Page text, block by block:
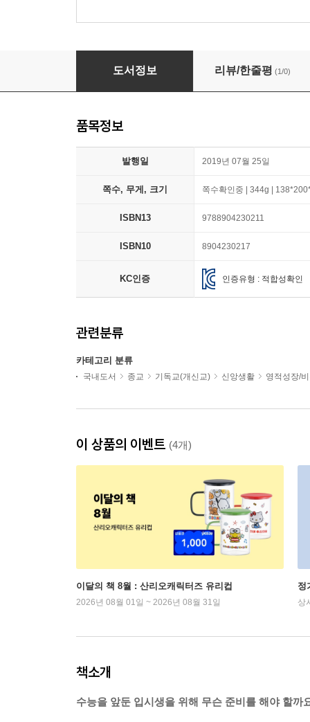
수상한 큐티
도서정보 리뷰/한줄평 (1/0)
품목정보
발행일 2019년 07월 25일
쪽수, 무게, 크기 쪽수확인중 | 344g |
ISBN13 9788904230211
ISBN10 8904230217
KC인증 인증유형 : 적합성확인
관련분류
카테고리 분류
국내도서 종교 기독교(개신교) 신앙생활 영적성장/
이 상품의 이벤트 (4개)
이달의 책 8월 : 산리오캐릭터즈 유리컵
2026년 08월 01일 ~ 2026년 08월 31일
정
상
책소개
수능을 앞둔 입시생을 위해 무슨 준비를 해야 할까